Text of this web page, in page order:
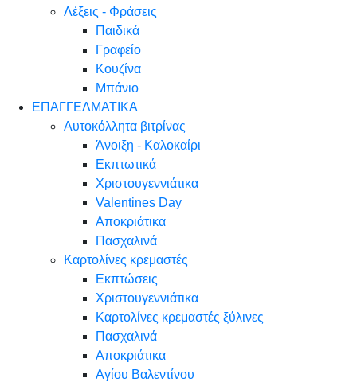
Λέξεις - Φράσεις
Παιδικά
Γραφείο
Κουζίνα
Μπάνιο
ΕΠΑΓΓΕΛΜΑΤΙΚΑ
Αυτοκόλλητα βιτρίνας
Άνοιξη - Καλοκαίρι
Εκπτωτικά
Χριστουγεννιάτικα
Valentines Day
Αποκριάτικα
Πασχαλινά
Καρτολίνες κρεμαστές
Εκπτώσεις
Χριστουγεννιάτικα
Καρτολίνες κρεμαστές ξύλινες
Πασχαλινά
Αποκριάτικα
Αγίου Βαλεντίνου